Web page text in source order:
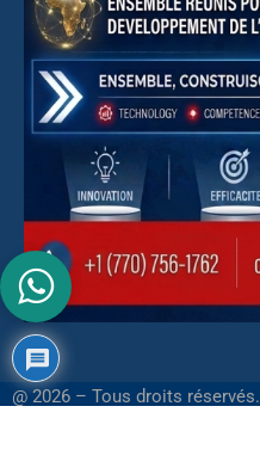
@ 2026 – Tous droits réservés.